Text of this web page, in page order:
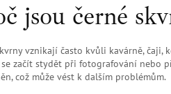
jsou černé
vznikají často kvůli kavárně, čaji,
se začít stydět při fotografování nebo
což může vést k dalším problémům.